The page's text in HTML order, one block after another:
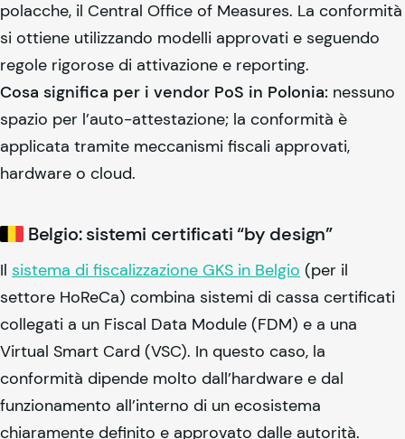
polacche, il Central Office of Measures. La conformità
si ottiene utilizzando modelli approvati e seguendo
regole rigorose di attivazione e reporting.
Cosa significa per i vendor PoS in Polonia: nessuno
spazio per l’auto-attestazione; la conformità è
applicata tramite meccanismi fiscali approvati,
hardware o cloud.
Belgio: sistemi certificati “by design”
Il sistema di fiscalizzazione GKS in Belgio (per il
settore HoReCa) combina sistemi di cassa certificati
collegati a un Fiscal Data Module (FDM) e a una
Virtual Smart Card (VSC). In questo caso, la
conformità dipende molto dall’hardware e dal
funzionamento all’interno di un ecosistema
chiaramente definito e approvato dalle autorità.